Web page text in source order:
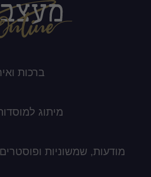
ברכות
מיתוג למוסדות
מודעות, שמשוניות ופוסטרים